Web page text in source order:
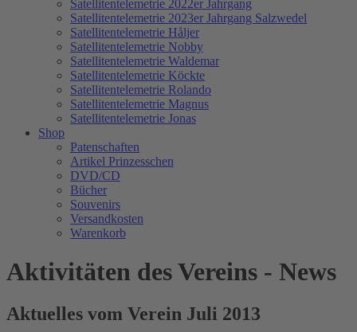
Satellitentelemetrie 2022er Jahrgang
Satellitentelemetrie 2023er Jahrgang Salzwedel
Satellitentelemetrie Håljer
Satellitentelemetrie Nobby
Satellitentelemetrie Waldemar
Satellitentelemetrie Köckte
Satellitentelemetrie Rolando
Satellitentelemetrie Magnus
Satellitentelemetrie Jonas
Shop
Patenschaften
Artikel Prinzesschen
DVD/CD
Bücher
Souvenirs
Versandkosten
Warenkorb
Aktivitäten des Vereins - News
Aktuelles vom Verein Juli 2013